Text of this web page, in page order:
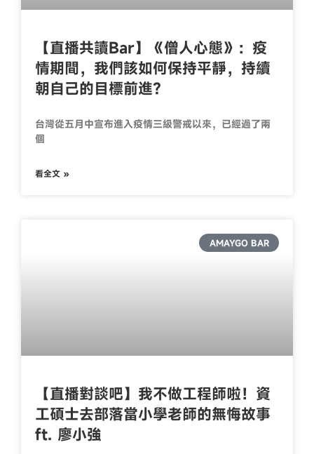
【直播共讀Bar】《僧人心態》：疫
情期間，我們該如何保持平靜，持續
朝自己的目標前進？
台灣從五月中宣布進入疫情三級警戒以來，已經過了兩
個
看全文 »
AMAYGO BAR
【直播對談吧】我不做工程師啦！資
工碩士去部落當小學老師的無悔故事
ft. 廖小強